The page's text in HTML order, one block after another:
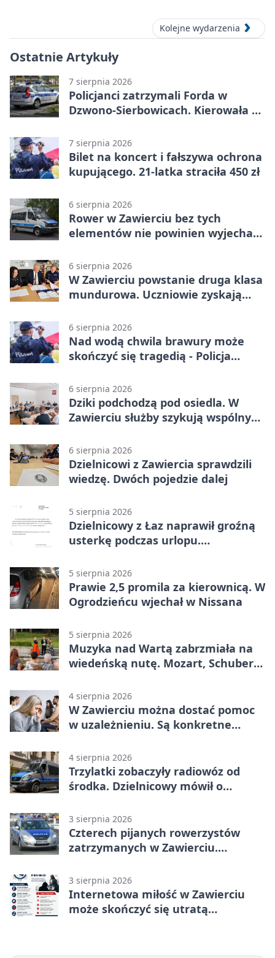
Kolejne wydarzenia
Ostatnie Artykuły
7 sierpnia 2026
Policjanci zatrzymali Forda w
Dzwono-Sierbowicach. Kierowała po
7 sierpnia 2026
Bilet na koncert i fałszywa ochrona
kupującego. 21-latka straciła 450 zł
6 sierpnia 2026
Rower w Zawierciu bez tych
elementów nie powinien wyjechać
6 sierpnia 2026
W Zawierciu powstanie druga klasa
mundurowa. Uczniowie zyskają
6 sierpnia 2026
Nad wodą chwila brawury może
skończyć się tragedią - Policja
6 sierpnia 2026
Dziki podchodzą pod osiedla. W
Zawierciu służby szykują wspólny
6 sierpnia 2026
Dzielnicowi z Zawiercia sprawdzili
wiedzę. Dwóch pojedzie dalej
5 sierpnia 2026
Dzielnicowy z Łaz naprawił groźną
usterkę podczas urlopu.
5 sierpnia 2026
Prawie 2,5 promila za kierownicą. W
Ogrodzieńcu wjechał w Nissana
5 sierpnia 2026
Muzyka nad Wartą zabrzmiała na
wiedeńską nutę. Mozart, Schubert i
4 sierpnia 2026
W Zawierciu można dostać pomoc
w uzależnieniu. Są konkretne
4 sierpnia 2026
Trzylatki zobaczyły radiowóz od
środka. Dzielnicowy mówił o
3 sierpnia 2026
Czterech pijanych rowerzystów
zatrzymanych w Zawierciu.
3 sierpnia 2026
Internetowa miłość w Zawierciu
może skończyć się utratą